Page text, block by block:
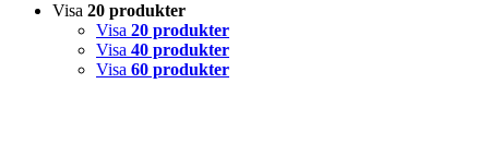
Visa 20 produkter
Visa 20 produkter
Visa 40 produkter
Visa 60 produkter